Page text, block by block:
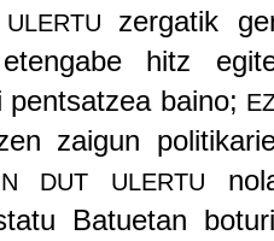
zergatik
hitz
pentsatzea baino;
zaigun
DUT ULERTU
Batuetan